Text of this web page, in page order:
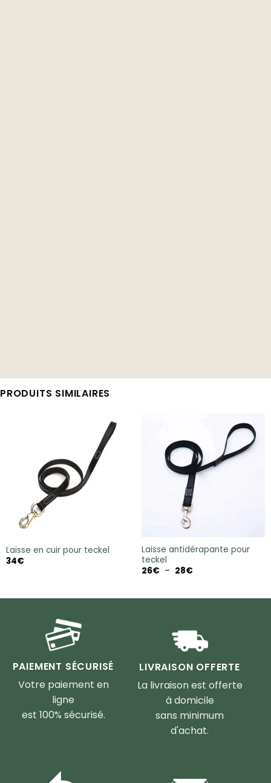
PRODUITS SIMILAIRES
Laisse en cuir pour teckel
34€
Laisse antidérapante pour
teckel
26€ – 28€Plage
à
PAIEMENT SÉCURISÉ
Votre paiement en
ligne
est 100% sécurisé.
LIVRAISON OFFERTE
La livraison est offerte
à domicile
sans minimum
d'achat.